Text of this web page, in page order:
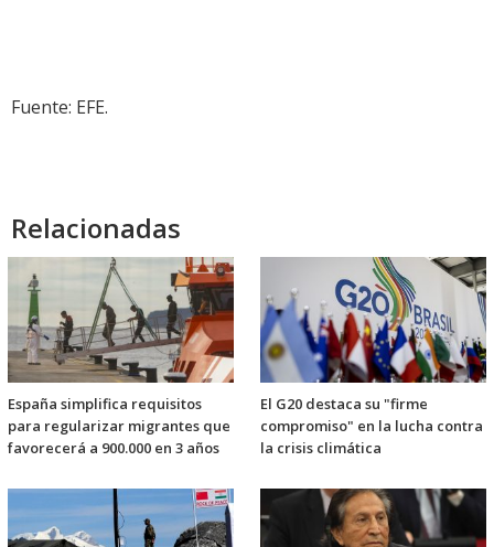
Fuente: EFE.
Relacionadas
España simplifica requisitos
para regularizar migrantes que
favorecerá a 900.000 en 3 años
El G20 destaca su "firme
compromiso" en la lucha contra
la crisis climática